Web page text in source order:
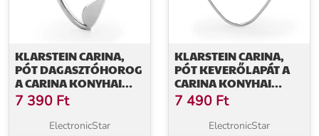
KLARSTEIN CARINA,
PÓT DAGASZTÓHOROG
A CARINA KONYHAI
ROBOTGÉPHEZ
7 390 Ft
ElectronicStar
KLARSTEIN CARINA,
PÓT KEVERŐLAPÁT A
CARINA KONYHAI
ROBOTGÉPHEZ
7 490 Ft
ElectronicStar